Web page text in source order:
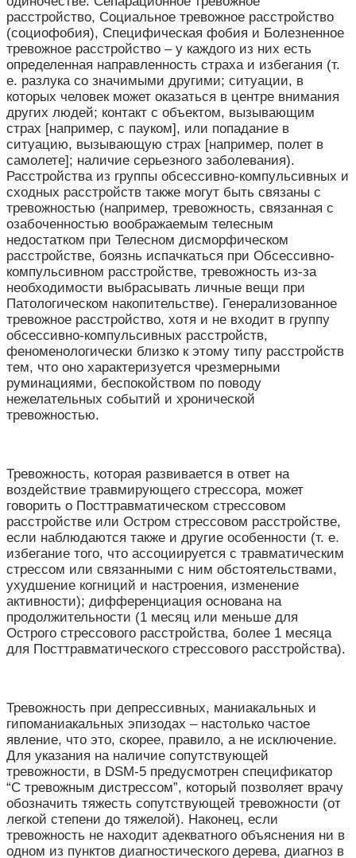
расстройство, Социальное тревожное расстройство
(социофобия), Специфическая фобия и Болезненное
тревожное расстройство – у каждого из них есть
определенная направленность страха и избегания (т.
е. разлука со значимыми другими; ситуации, в
которых человек может оказаться в центре внимания
других людей; контакт с объектом, вызывающим
страх [например, с пауком], или попадание в
ситуацию, вызывающую страх [например, полет в
самолете]; наличие серьезного заболевания).
Расстройства из группы обсессивно-компульсивных и
сходных расстройств также могут быть связаны с
тревожностью (например, тревожность, связанная с
озабоченностью воображаемым телесным
недостатком при Телесном дисморфическом
расстройстве, боязнь испачкаться при Обсессивно-
компульсивном расстройстве, тревожность из-за
необходимости выбрасывать личные вещи при
Патологическом накопительстве). Генерализованное
тревожное расстройство, хотя и не входит в группу
обсессивно-компульсивных расстройств,
феноменологически близко к этому типу расстройств
тем, что оно характеризуется чрезмерными
руминациями, беспокойством по поводу
нежелательных событий и хронической
тревожностью.
Тревожность, которая развивается в ответ на
воздействие травмирующего стрессора, может
говорить о Посттравматическом стрессовом
расстройстве или Остром стрессовом расстройстве,
если наблюдаются также и другие особенности (т. е.
избегание того, что ассоциируется с травматическим
стрессом или связанными с ним обстоятельствами,
ухудшение когниций и настроения, изменение
активности); дифференциация основана на
продолжительности (1 месяц или меньше для
Острого стрессового расстройства, более 1 месяца
для Посттравматического стрессового расстройства).
Тревожность при депрессивных, маниакальных и
гипоманиакальных эпизодах – настолько частое
явление, что это, скорее, правило, а не исключение.
Для указания на наличие сопутствующей
тревожности, в DSM-5 предусмотрен спецификатор
“С тревожным дистрессом”, который позволяет врачу
обозначить тяжесть сопутствующей тревожности (от
легкой степени до тяжелой). Наконец, если
тревожность не находит адекватного объяснения ни в
одном из пунктов диагностического дерева, диагноз в